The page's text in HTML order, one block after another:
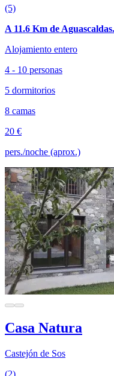
(5)
A 11.6 Km de Aguascaldas.
Alojamiento entero
4 - 10 personas
5 dormitorios
8 camas
20 €
pers./noche (aprox.)
Casa Natura
Castejón de Sos
(2)